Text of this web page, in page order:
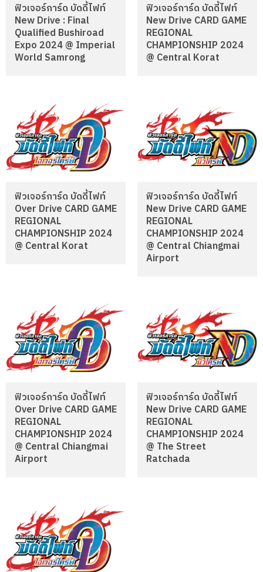
ฟิวเจอร์การ์ด บัดดี้ไฟท์
New Drive : Final
Qualified Bushiroad
Expo 2024 @ Imperial
World Samrong
ฟิวเจอร์การ์ด บัดดี้ไฟท์
New Drive CARD GAME
REGIONAL
CHAMPIONSHIP 2024
@ Central Korat
ฟิวเจอร์การ์ด บัดดี้ไฟท์
Over Drive CARD GAME
REGIONAL
CHAMPIONSHIP 2024
@ Central Korat
ฟิวเจอร์การ์ด บัดดี้ไฟท์
New Drive CARD GAME
REGIONAL
CHAMPIONSHIP 2024
@ Central Chiangmai
Airport
ฟิวเจอร์การ์ด บัดดี้ไฟท์
Over Drive CARD GAME
REGIONAL
CHAMPIONSHIP 2024
@ Central Chiangmai
Airport
ฟิวเจอร์การ์ด บัดดี้ไฟท์
New Drive CARD GAME
REGIONAL
CHAMPIONSHIP 2024
@ The Street
Ratchada